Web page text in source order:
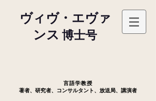
ヴィヴ・エヴァ
ンス 博士号
言語学教授
著者、研究者、コンサルタント、放送局、講演者